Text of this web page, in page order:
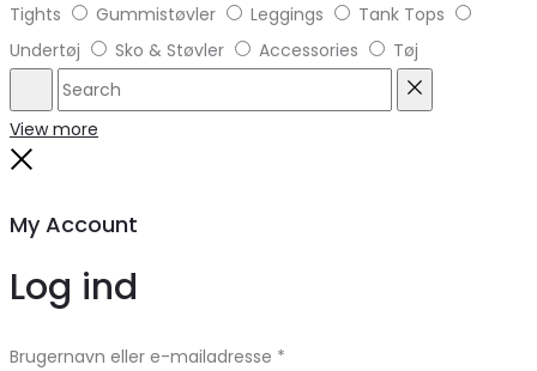
Tights
Gummistøvler Leggings
Tank Tops
Undertøj
Sko & Støvler Accessories Tøj
Search
View more
My Account
Log ind
Brugernavn eller e-mailadresse *